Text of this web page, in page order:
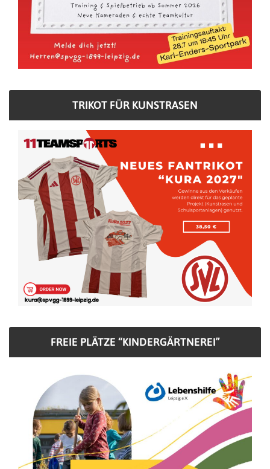
TRIKOT FÜR KUNSTRASEN
FREIE PLÄTZE “KINDERGÄRTNEREI”